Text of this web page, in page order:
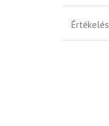
Értékelés